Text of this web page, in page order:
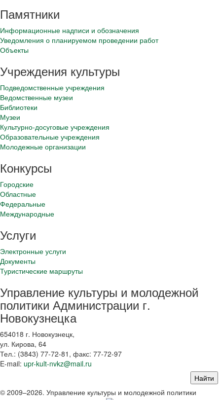
Памятники
Информационные надписи и обозначения
Уведомления о планируемом проведении работ
Объекты
Учреждения культуры
Подведомственные учреждения
Ведомственные музеи
Библиотеки
Музеи
Культурно-досуговые учреждения
Образовательные учреждения
Молодежные организации
Конкурсы
Городские
Областные
Федеральные
Международные
Услуги
Электронные услуги
Документы
Туристические маршруты
Управление культуры и молодежной
политики Администрации г.
Новокузнецка
654018 г. Новокузнецк,
ул. Кирова, 64
Тел.: (3843) 77-72-81 , факс: 77-72-97
E-mail: upr-kult-nvkz@mail.ru
© 2009–2026. Управление культуры и молодежной политики